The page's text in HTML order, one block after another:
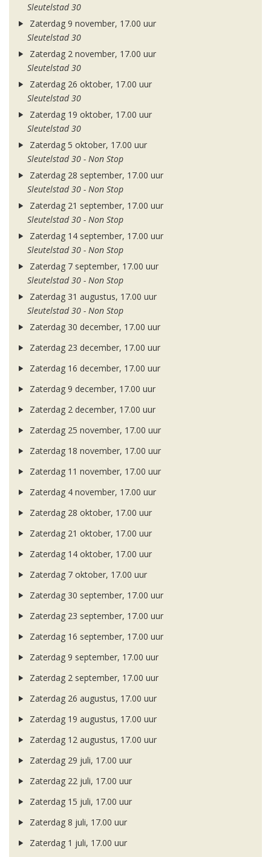
Sleutelstad 30
Zaterdag 9 november, 17.00 uur
Sleutelstad 30
Zaterdag 2 november, 17.00 uur
Sleutelstad 30
Zaterdag 26 oktober, 17.00 uur
Sleutelstad 30
Zaterdag 19 oktober, 17.00 uur
Sleutelstad 30
Zaterdag 5 oktober, 17.00 uur
Sleutelstad 30 - Non Stop
Zaterdag 28 september, 17.00 uur
Sleutelstad 30 - Non Stop
Zaterdag 21 september, 17.00 uur
Sleutelstad 30 - Non Stop
Zaterdag 14 september, 17.00 uur
Sleutelstad 30 - Non Stop
Zaterdag 7 september, 17.00 uur
Sleutelstad 30 - Non Stop
Zaterdag 31 augustus, 17.00 uur
Sleutelstad 30 - Non Stop
Zaterdag 30 december, 17.00 uur
Zaterdag 23 december, 17.00 uur
Zaterdag 16 december, 17.00 uur
Zaterdag 9 december, 17.00 uur
Zaterdag 2 december, 17.00 uur
Zaterdag 25 november, 17.00 uur
Zaterdag 18 november, 17.00 uur
Zaterdag 11 november, 17.00 uur
Zaterdag 4 november, 17.00 uur
Zaterdag 28 oktober, 17.00 uur
Zaterdag 21 oktober, 17.00 uur
Zaterdag 14 oktober, 17.00 uur
Zaterdag 7 oktober, 17.00 uur
Zaterdag 30 september, 17.00 uur
Zaterdag 23 september, 17.00 uur
Zaterdag 16 september, 17.00 uur
Zaterdag 9 september, 17.00 uur
Zaterdag 2 september, 17.00 uur
Zaterdag 26 augustus, 17.00 uur
Zaterdag 19 augustus, 17.00 uur
Zaterdag 12 augustus, 17.00 uur
Zaterdag 29 juli, 17.00 uur
Zaterdag 22 juli, 17.00 uur
Zaterdag 15 juli, 17.00 uur
Zaterdag 8 juli, 17.00 uur
Zaterdag 1 juli, 17.00 uur